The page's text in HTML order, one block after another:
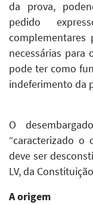
da prova,
pedido
necessárias para
pode ter como
indeferimento da
O
“caracterizado o
deve ser
LV, da
A origem